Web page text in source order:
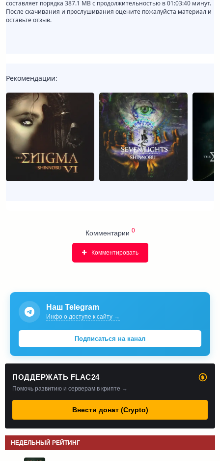
составляет порядка 387.1 MB с продолжительностью в 01:03:40 минут.
После скачивания и прослушивания оцените пожалуйста материал и
оставьте отзыв.
Рекомендации:
Комментарии 0
Комментировать
Наш Telegram
Инфо о доступе к сайту →
Подписаться на канал
ПОДДЕРЖАТЬ FLAC24
Помочь развитию и серверам в крипте →
Внести донат (Crypto)
НЕДЕЛЬНЫЙ РЕЙТИНГ